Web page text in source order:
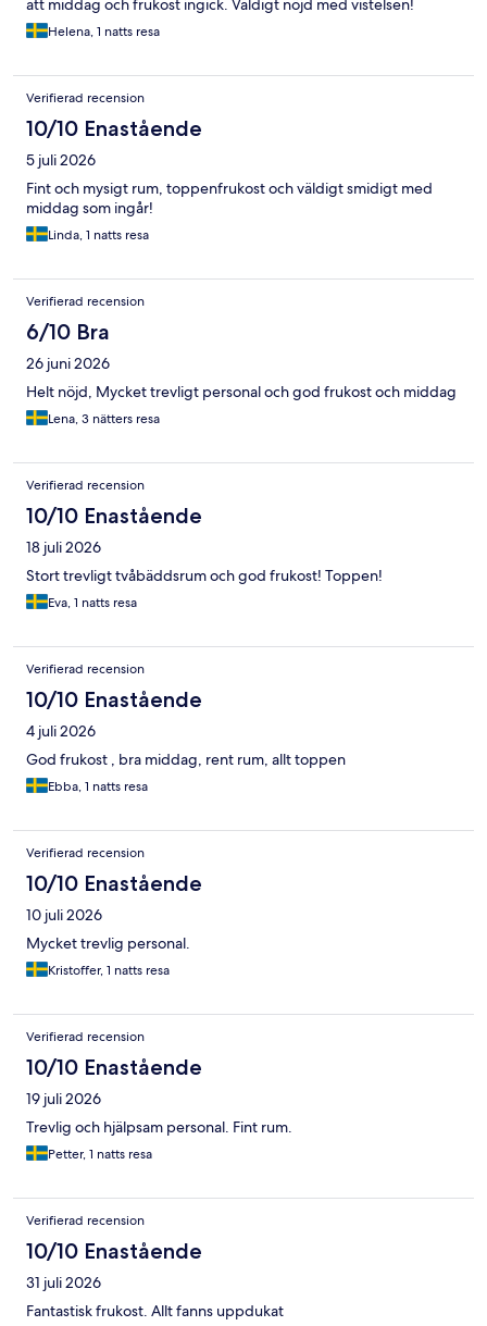
att middag och frukost ingick. Väldigt nöjd med vistelsen!
Helena, 1 natts resa
Verifierad recension
10/10 Enastående
5 juli 2026
Fint och mysigt rum, toppenfrukost och väldigt smidigt med
middag som ingår!
Linda, 1 natts resa
Verifierad recension
6/10 Bra
26 juni 2026
Helt nöjd, Mycket trevligt personal och god frukost och middag
Lena, 3 nätters resa
Verifierad recension
10/10 Enastående
18 juli 2026
Stort trevligt tvåbäddsrum och god frukost! Toppen!
Eva, 1 natts resa
Verifierad recension
10/10 Enastående
4 juli 2026
God frukost , bra middag, rent rum, allt toppen
Ebba, 1 natts resa
Verifierad recension
10/10 Enastående
10 juli 2026
Mycket trevlig personal.
Kristoffer, 1 natts resa
Verifierad recension
10/10 Enastående
19 juli 2026
Trevlig och hjälpsam personal. Fint rum.
Petter, 1 natts resa
Verifierad recension
10/10 Enastående
31 juli 2026
Fantastisk frukost. Allt fanns uppdukat